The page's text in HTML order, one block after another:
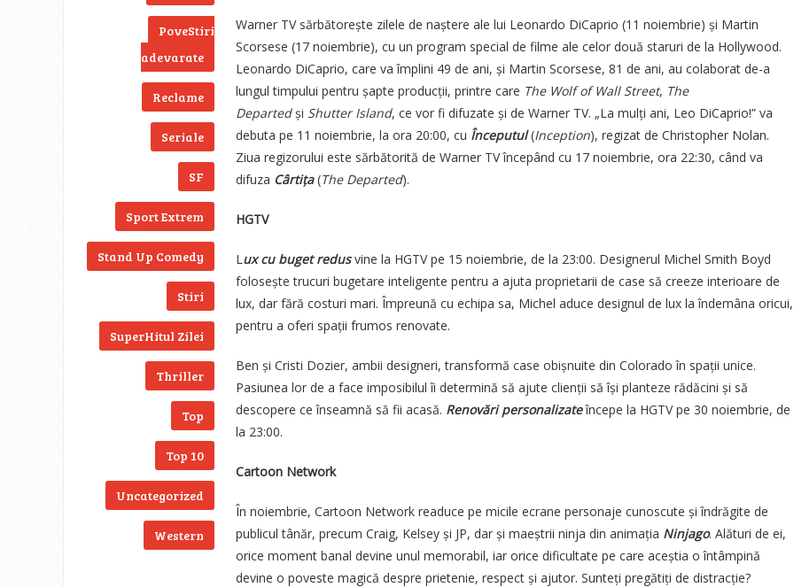
PoveStiri
adevarate
Reclame
Seriale
SF
Sport Extrem
Stand Up Comedy
Stiri
SuperHitul Zilei
Thriller
Top
Top 10
Uncategorized
Western
Warner TV sărbătorește zilele de naștere ale lui Leonardo DiCaprio (11 noiembrie) și Martin
Scorsese (17 noiembrie), cu un program special de filme ale celor două staruri de la Hollywood.
Leonardo DiCaprio, care va împlini 49 de ani, și Martin Scorsese, 81 de ani, au colaborat de-a
lungul timpului pentru șapte producții, printre care The Wolf of Wall Street, The
Departedși Shutter Island, ce vor fi difuzate și de Warner TV. „La mulți ani, Leo DiCaprio!” va
debuta pe 11 noiembrie, la ora 20:00, cu Începutul(Inception), regizat de Christopher Nolan.
Ziua regizorului este sărbătorită de Warner TV începând cu 17 noiembrie, ora 22:30, când va
difuza Cârtița(The Departed).
HGTV
Lux cu buget redusvine la HGTV pe 15 noiembrie, de la 23:00. Designerul Michel Smith Boyd
folosește trucuri bugetare inteligente pentru a ajuta proprietarii de case să creeze interioare de
lux, dar fără costuri mari. Împreună cu echipa sa, Michel aduce designul de lux la îndemâna oricui,
pentru a oferi spații frumos renovate.
Ben și Cristi Dozier, ambii designeri, transformă case obișnuite din Colorado în spații unice.
Pasiunea lor de a face imposibilul îi determină să ajute clienții să își planteze rădăcini și să
descopere ce înseamnă să fii acasă. Renovări personalizateîncepe la HGTV pe 30 noiembrie, de
la 23:00.
Cartoon Network
În noiembrie, Cartoon Network readuce pe micile ecrane personaje cunoscute și îndrăgite de
publicul tânăr, precum Craig, Kelsey și JP, dar și maeștrii ninja din animația Ninjago. Alături de ei,
orice moment banal devine unul memorabil, iar orice dificultate pe care aceștia o întâmpină
devine o poveste magică despre prietenie, respect și ajutor. Sunteți pregătiți de distracție?